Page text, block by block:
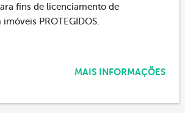
fins de licenciamento de
PROTEGIDOS.
MAIS INFORMAÇÕES